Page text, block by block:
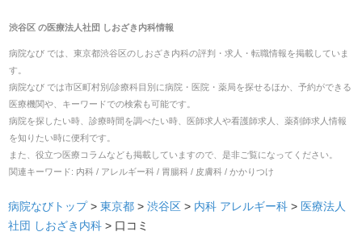
渋谷区 の医療法人社団 しおざき内科情報
病院なび では、 東京都渋谷区のしおざき内科の評判・求人・転職情報を掲載していま
す。
病院なび では市区町村別/診療科目別に病院・医院・薬局を探せるほか、予約ができる
医療機関や、キーワードでの検索も可能です。
病院を探したい時、診療時間を調べたい時、医師求人や看護師求人、薬剤師求人情報
を知りたい時に便利です。
また、役立つ医療コラムなども掲載していますので、是非ご覧になってください。
関連キーワード: 内科 / アレルギー科 / 胃腸科 / 皮膚科 / かかりつけ
病院なびトップ > 東京都 > 渋谷区 > 内科 アレルギー科 > 医療法人
社団 しおざき内科 > 口コミ